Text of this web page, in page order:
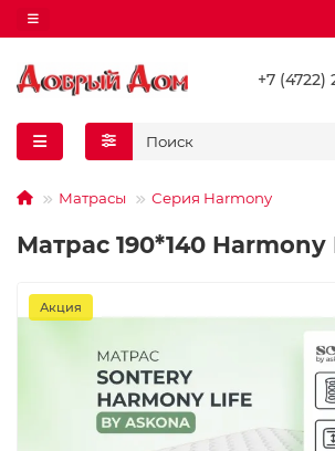
+7 (4722)
Матрасы Серия Harmony
Матрас 190*140 Harmony
Акция